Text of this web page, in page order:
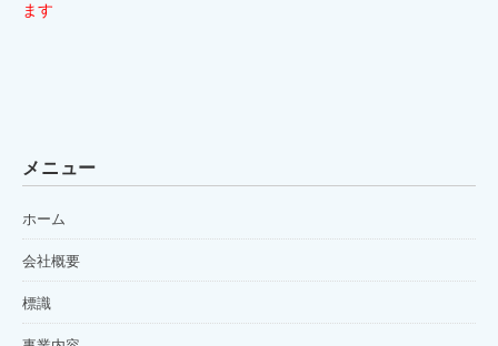
ます
メニュー
ホーム
会社概要
標識